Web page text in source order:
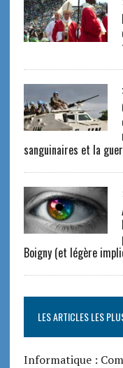
sanguinaires et la
Boigny (et légère
LES ARTICLES LES
Informatique :